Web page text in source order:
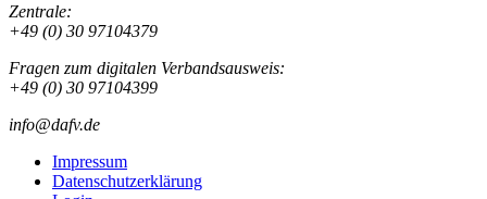
Zentrale:
+49 (0) 30 97104379
Fragen zum digitalen Verbandsausweis:
+49 (0) 30 97104399
info@dafv.de
Impressum
Datenschutzerklärung